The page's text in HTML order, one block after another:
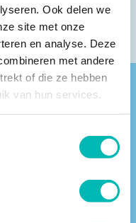
Ook delen we
site met onze
en analyse. Deze
met andere
of die ze hebben
van hun services.
in de buurt